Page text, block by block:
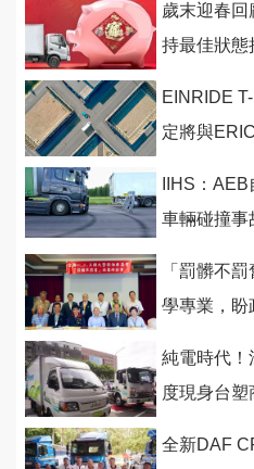
歲末迎春回
持最佳狀態
EINRIDE
定將與
IIHS：
車輛碰撞事
「罰髒不
學專業，盼
純電時代！
度現身台塑
全新DAF